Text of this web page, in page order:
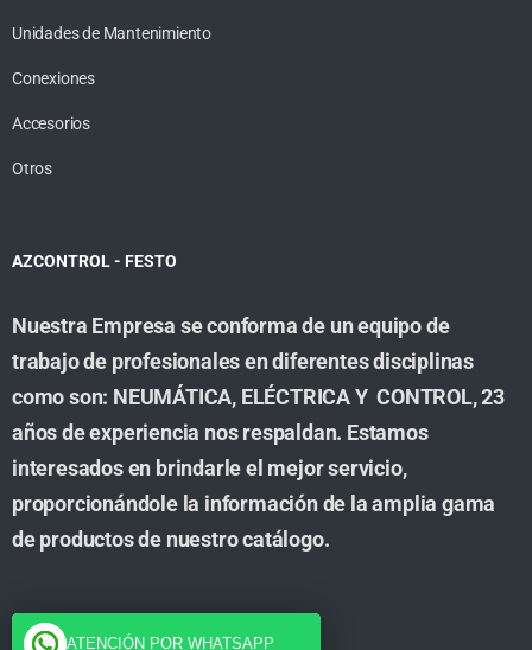
Unidades de Mantenimiento
Conexiones
Accesorios
Otros
AZCONTROL - FESTO
Nuestra Empresa se conforma de un equipo de
trabajo de profesionales en diferentes disciplinas
como son: NEUMÁTICA, ELÉCTRICA Y CONTROL, 23
años de experiencia nos respaldan. Estamos
interesados en brindarle el mejor servicio,
proporcionándole la información de la amplia gama
de productos de nuestro catálogo.
CuentaATENCIÓN POR WHATSAPP